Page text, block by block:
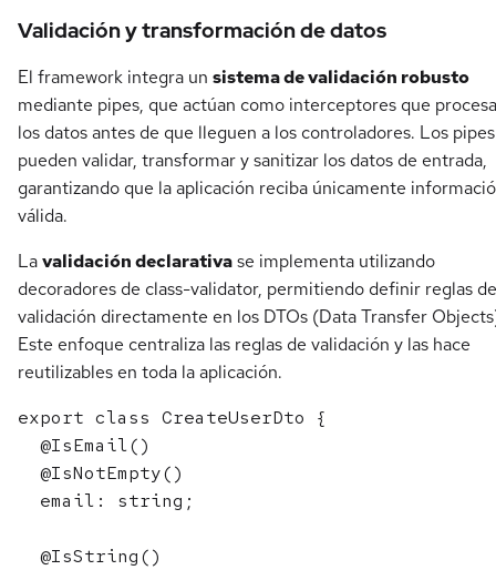
Validación y transformación de datos
El framework integra un sistema de validación robusto
mediante pipes, que actúan como interceptores que
los datos antes de que lleguen a los controladores. Los pipes
pueden validar, transformar y sanitizar los datos de entrada,
garantizando que la aplicación reciba únicamente
válida.
Lavalidación declarativase implementa utilizando
decoradores de class-validator, permitiendo definir reglas de
validación directamente en los DTOs (Data Transfer
Este enfoque centraliza las reglas de validación y las hace
reutilizables en toda la aplicación.
export class CreateUserDto {
  @IsEmail()
  @IsNotEmpty()
  email: string;
  @IsString()